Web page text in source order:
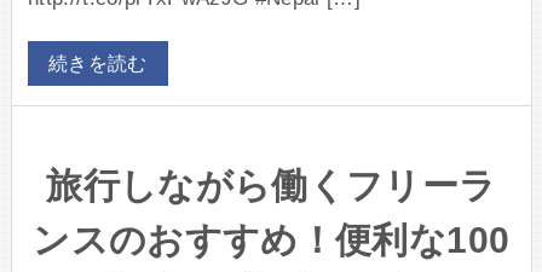
続きを読む
旅行しながら働くフリーラ
ンスのおすすめ！便利な100